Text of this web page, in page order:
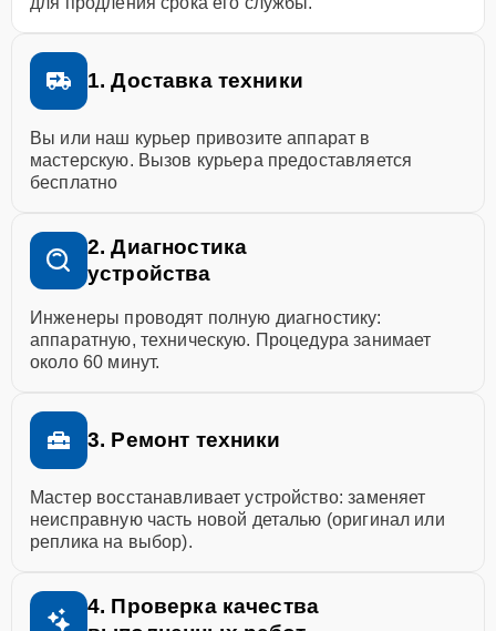
1. Доставка техники
Вы или наш курьер привозите аппарат в
мастерскую. Вызов курьера предоставляется
бесплатно
2. Диагностика
устройства
Инженеры проводят полную диагностику:
аппаратную, техническую. Процедура занимает
около 60 минут.
3. Ремонт техники
Мастер восстанавливает устройство: заменяет
неисправную часть новой деталью (оригинал или
реплика на выбор).
4. Проверка качества